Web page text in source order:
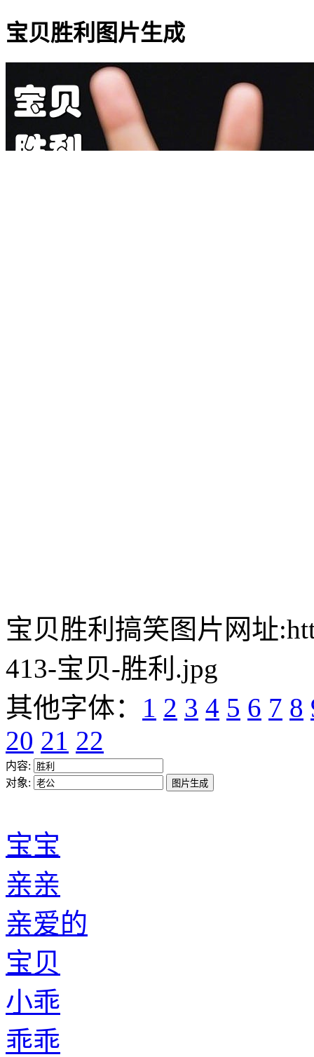
宝贝胜利图片生成
宝贝胜利搞笑图片网址
413-宝贝-胜利.jpg
其他字体： 1 2 3 4 5 6 7 8
20 21 22
内容:
对象:
宝宝
亲亲
亲爱的
宝贝
小乖
乖乖